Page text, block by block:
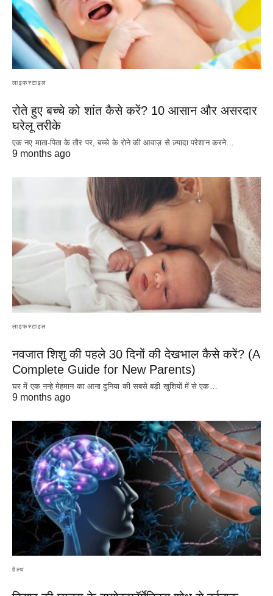
लाइफस्टाइल
रोते हुए बच्चे को शांत कैसे करें? 10 आसान और असरदार
घरेलू तरीके
एक नए माता-पिता के तौर पर, बच्चे के रोने की आवाज़ से ज़्यादा परेशान करने…
9 months ago
लाइफस्टाइल
नवजात शिशु की पहले 30 दिनों की देखभाल कैसे करें? (A
Complete Guide for New Parents)
घर में एक नन्हे मेहमान का आना दुनिया की सबसे बड़ी खुशियों में से एक…
9 months ago
हेल्थ